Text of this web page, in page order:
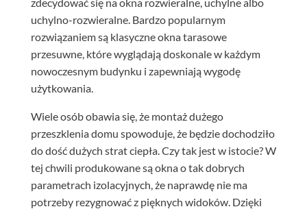
uchylno-rozwieralne. Bardzo popularnym
rozwiązaniem są klasyczne okna tarasowe
przesuwne, które wyglądają doskonale w każdym
nowoczesnym budynku i zapewniają wygodę
użytkowania.
Wiele osób obawia się, że montaż dużego
przeszklenia domu spowoduje, że będzie dochodziło
do dość dużych strat ciepła. Czy tak jest w istocie? W
tej chwili produkowane są okna o tak dobrych
parametrach izolacyjnych, że naprawdę nie ma
potrzeby rezygnować z pięknych widoków. Dzięki